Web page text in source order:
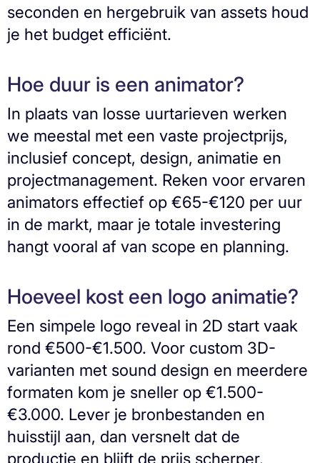
seconden en hergebruik van assets houd
je het budget efficiënt.
Hoe duur is een animator?
In plaats van losse uurtarieven werken
we meestal met een vaste projectprijs,
inclusief concept, design, animatie en
projectmanagement. Reken voor ervaren
animators effectief op €65-€120 per uur
in de markt, maar je totale investering
hangt vooral af van scope en planning.
Hoeveel kost een logo animatie?
Een simpele logo reveal in 2D start vaak
rond €500-€1.500. Voor custom 3D-
varianten met sound design en meerdere
formaten kom je sneller op €1.500-
€3.000. Lever je bronbestanden en
huisstijl aan, dan versnelt dat de
productie en blijft de prijs scherper.